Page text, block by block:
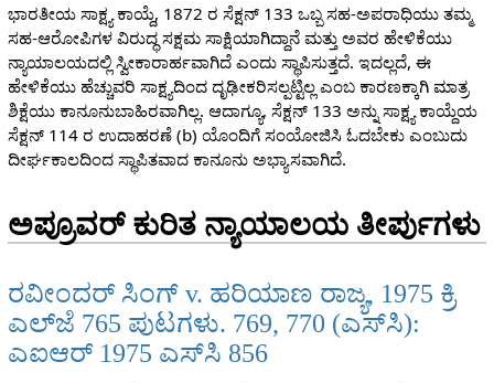
ಭಾರತೀಯ ಸಾಕ್ಷ್ಯ ಕಾಯ್ದೆ, 1872 ರ ಸೆಕ್ಷನ್ 133 ಒಬ್ಬ ಸಹ-ಅಪರಾಧಿಯು ತಮ್ಮ
ಸಹ-ಆರೋಪಿಗಳ ವಿರುದ್ಧ ಸಕ್ಷಮ ಸಾಕ್ಷಿಯಾಗಿದ್ದಾನೆ ಮತ್ತು ಅವರ ಹೇಳಿಕೆಯು
ನ್ಯಾಯಾಲಯದಲ್ಲಿ ಸ್ವೀಕಾರಾರ್ಹವಾಗಿದೆ ಎಂದು ಸ್ಥಾಪಿಸುತ್ತದೆ. ಇದಲ್ಲದೆ, ಈ
ಹೇಳಿಕೆಯು ಹೆಚ್ಚುವರಿ ಸಾಕ್ಷ್ಯದಿಂದ ದೃಢೀಕರಿಸಲ್ಪಟ್ಟಿಲ್ಲ ಎಂಬ ಕಾರಣಕ್ಕಾಗಿ ಮಾತ್ರ
ಶಿಕ್ಷೆಯು ಕಾನೂನುಬಾಹಿರವಾಗಿಲ್ಲ. ಆದಾಗ್ಯೂ, ಸೆಕ್ಷನ್ 133 ಅನ್ನು ಸಾಕ್ಷ್ಯ ಕಾಯ್ದೆಯ
ಸೆಕ್ಷನ್ 114 ರ ಉದಾಹರಣೆ (b) ಯೊಂದಿಗೆ ಸಂಯೋಜಿಸಿ ಓದಬೇಕು ಎಂಬುದು
ದೀರ್ಘಕಾಲದಿಂದ ಸ್ಥಾಪಿತವಾದ ಕಾನೂನು ಅಭ್ಯಾಸವಾಗಿದೆ.
ಅಪ್ರೂವರ್ ಕುರಿತ ನ್ಯಾಯಾಲಯ ತೀರ್ಪುಗಳು
ರವೀಂದರ್ ಸಿಂಗ್ v. ಹರಿಯಾಣ ರಾಜ್ಯ, 1975 ಕ್ರಿ
ಎಲ್‌ಜೆ 765 ಪುಟಗಳು. 769, 770 (ಎಸ್‌ಸಿ):
ಎಐಆರ್ 1975 ಎಸ್‌ಸಿ 856